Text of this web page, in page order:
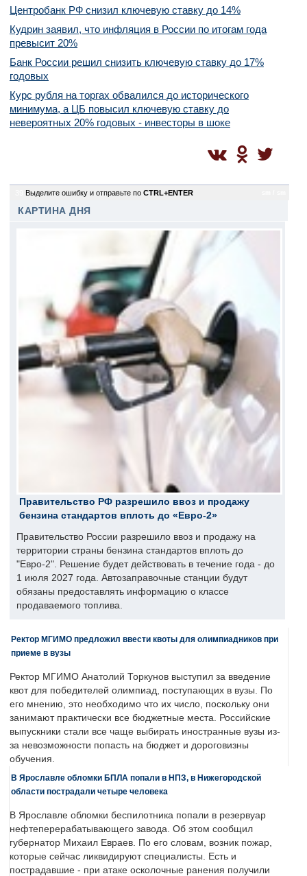
Центробанк РФ снизил ключевую ставку до 14%
Кудрин заявил, что инфляция в России по итогам года
превысит 20%
Банк России решил снизить ключевую ставку до 17%
годовых
Курс рубля на торгах обвалился до исторического
минимума, а ЦБ повысил ключевую ставку до
невероятных 20% годовых - инвесторы в шоке
Выделите ошибку и отправьте по CTRL+ENTER
КАРТИНА ДНЯ
Правительство РФ разрешило ввоз и продажу
бензина стандартов вплоть до «Евро-2»
Правительство России разрешило ввоз и продажу на
территории страны бензина стандартов вплоть до
"Евро-2". Решение будет действовать в течение года - до
1 июля 2027 года. Автозаправочные станции будут
обязаны предоставлять информацию о классе
продаваемого топлива.
Ректор МГИМО предложил ввести квоты для олимпиадников при
приеме в вузы
Ректор МГИМО Анатолий Торкунов выступил за введение
квот для победителей олимпиад, поступающих в вузы. По
его мнению, это необходимо что их число, поскольку они
занимают практически все бюджетные места. Российские
выпускники стали все чаще выбирать иностранные вузы из-
за невозможности попасть на бюджет и дороговизны
обучения.
В Ярославле обломки БПЛА попали в НПЗ, в Нижегородской
области пострадали четыре человека
В Ярославле обломки беспилотника попали в резервуар
нефтеперерабатывающего завода. Об этом сообщил
губернатор Михаил Евраев. По его словам, возник пожар,
которые сейчас ликвидируют специалисты. Есть и
пострадавшие - при атаке осколочные ранения получили